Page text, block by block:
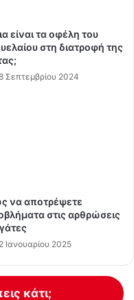
είναι τα οφέλη του
στη διατροφή της
Σεπτεμβρίου 2024
να αποτρέψετε
στις αρθρώσεις
Ιανουαρίου 2025
κάτι;